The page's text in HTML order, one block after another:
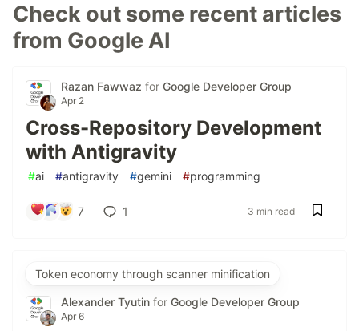
Check out some recent articles
from Google AI
Razan Fawwaz for Google Developer Group
Apr 2
Cross-Repository Development
with Antigravity
#ai #antigravity #gemini #programming
7 1 3 min read
Token economy through scanner minification
Alexander Tyutin for Google Developer Group
Apr 6